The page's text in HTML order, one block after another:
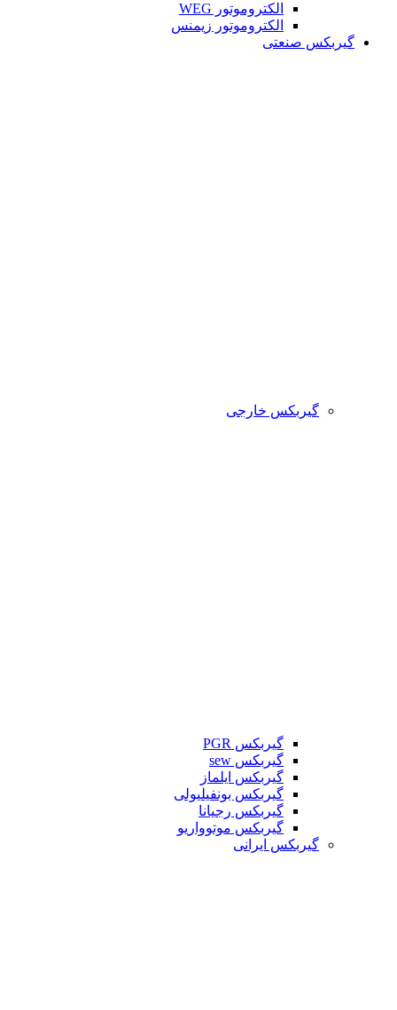
الکتروموتور WEG
الکتروموتور زیمنس
گیربکس صنعتی
گیربکس خارجی
گیربکس PGR
گیربکس sew
گیربکس ایلماز
گیربکس بونفیلیولی
گیربکس رجیانا
گیربکس موتوواریو
گیربکس ایرانی